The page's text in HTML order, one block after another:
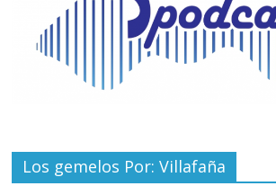
Los gemelos Por: Villafaña